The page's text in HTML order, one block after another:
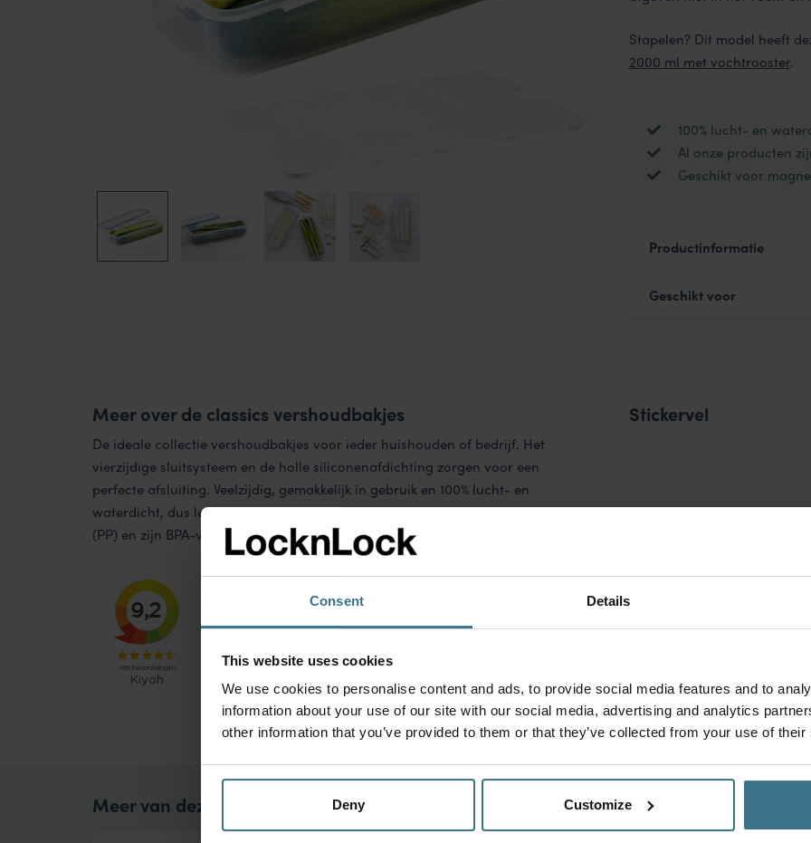
Consent Details
This website uses cookies
We use cookies to personalise content and ads, to provide social media features and to
information about your use of our site with our social media, advertising and analytics
other information that you’ve provided to them or that they’ve collected from your use of
Deny Customize
Stapelen? Dit model heeft
2000 ml met vochtrooster.
100% lucht- en
Al onze producten
Geschikt voor
Productinformatie
Geschikt voor
Meer over de classics vershoudbakjes
De ideale collectie vershoudbakjes voor ieder huishouden of bedrijf. Het
vierzijdige sluitsysteem en de holle siliconenafdichting zorgen voor een
perfecte afsluiting. Veelzijdig, gemakkelijk in gebruik en 100% lucht- en
waterdicht, dus lekvrij! De vershoudbakjes zijn gemaakt van Polypropyleen
(PP) en zijn BPA-vrij. Geschikt voor magnetron, diepvries en vaatwasser.
Stickervel
Meer van deze collectie